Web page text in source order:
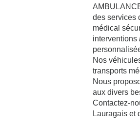
des services
médical
interventions
Nos
transports
Nous
aux divers
Contactez-
Lauragais et